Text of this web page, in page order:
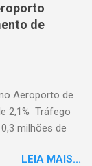
complexo.
e
otimizados
de mudanças
de
Aeroporto de
2,1% Tráfego
milhões de
utilizaram o
LEIA MAIS...